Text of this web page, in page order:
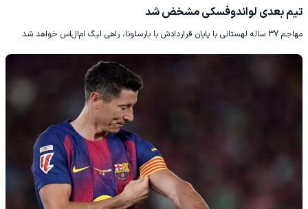
تیم بعدی لواندوفسکی مشخض شد
مهاجم 37 ساله لهستانی با پایان قراردادش با بارسلونا، راهی لیگ ام‌ال‌اس خواهد شد.